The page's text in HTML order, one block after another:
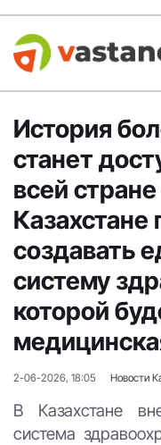
История
станет
всей
создавать
систему
которой
2-06-2026, 18:05 Новости
В Казахстане
система